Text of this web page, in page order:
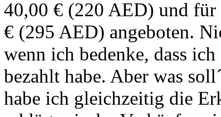
40,00 € (220 AED) und für
€ (295 AED) angeboten.
wenn ich bedenke, dass
bezahlt habe. Aber was
habe ich gleichzeitig die